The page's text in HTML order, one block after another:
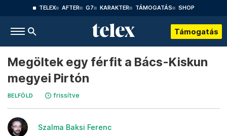
TELEX AFTER G7 KARAKTER TÁMOGATÁS SHOP
Támogatás
Megöltek egy férfit a Bács-Kiskun
megyei Pirtón
BELFÖLD frissítve
Szalma Baksi Ferenc